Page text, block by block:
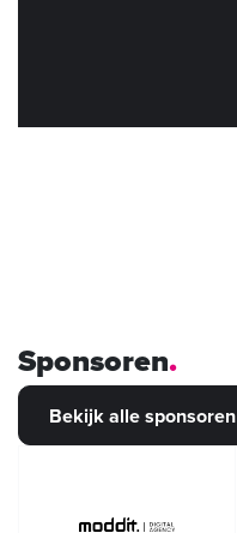
Sponsoren
Bekijk alle sponsoren